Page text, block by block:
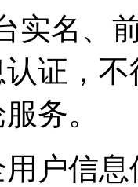
实名、
证，
务。
用户信